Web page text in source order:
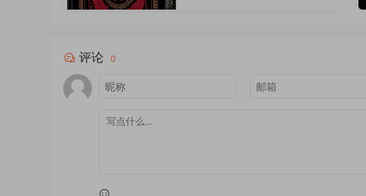
评论 0